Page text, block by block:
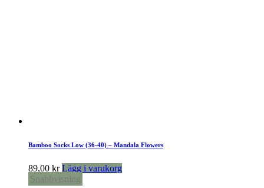
Bamboo Socks Low (36-40) – Mandala Flowers
89,00 kr Lägg i varukorg
Snabbvisning